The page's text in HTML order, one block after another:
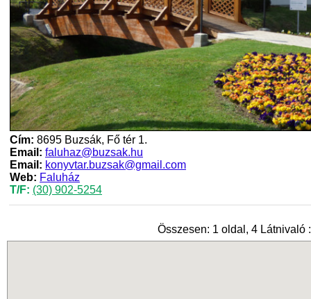
Cím: 8695 Buzsák, Fő tér 1.
Email: faluhaz@buzsak.hu
Email: konyvtar.buzsak@gmail.com
Web: Faluház
T/F: (30) 902-5254
Összesen: 1 oldal, 4 Látnivaló :